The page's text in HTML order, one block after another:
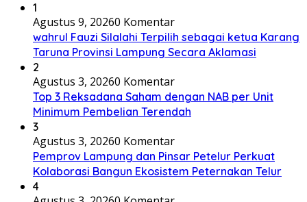
1
Agustus 9, 20260 Komentar
wahrul Fauzi Silalahi Terpilih sebagai ketua Karang
Taruna Provinsi Lampung Secara Aklamasi
2
Agustus 3, 20260 Komentar
Top 3 Reksadana Saham dengan NAB per Unit
Minimum Pembelian Terendah
3
Agustus 3, 20260 Komentar
Pemprov Lampung dan Pinsar Petelur Perkuat
Kolaborasi Bangun Ekosistem Peternakan Telur
4